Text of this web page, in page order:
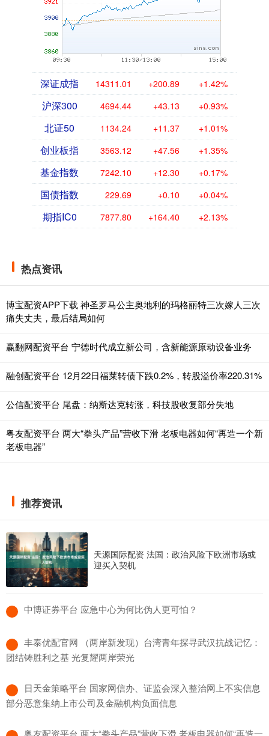
深证成指 14311.01 +200.89 +1.42%
沪深300 4694.44 +43.13 +0.93%
北证50 1134.24 +11.37 +1.01%
创业板指 3563.12 +47.56 +1.35%
基金指数 7242.10 +12.30 +0.17%
国债指数 229.69 +0.10 +0.04%
期指IC0 7877.80 +164.40 +2.13%
热点资讯
博宝配资APP下载 神圣罗马公主奥地利的玛格丽特三次嫁人三次
痛失丈夫，最后结局如何
赢翻网配资平台 宁德时代成立新公司，含新能源原动设备业务
融创配资平台 12月22日福莱转债下跌0.2%，转股溢价率220.31%
公信配资平台 尾盘：纳斯达克转涨，科技股收复部分失地
粤友配资平台 两大“拳头产品”营收下滑 老板电器如何“再造一个新
老板电器”
推荐资讯
天源国际配资 法国：政治风险下欧洲市场或
迎买入契机
​中博证券平台 应急中心为何比伪人更可怕？
​丰泰优配官网 （两岸新发现）台湾青年探寻武汉抗战记忆：
团结铸胜利之基 光复耀两岸荣光
​日天金策略平台 国家网信办、证监会深入整治网上不实信息
部分恶意集纳上市公司及金融机构负面信息
​粤友配资平台 两大“拳头产品”营收下滑 老板电器如何“再造一